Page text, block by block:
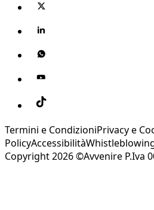
Termini e CondizioniPrivacy e
PolicyAccessibilità
Copyright 2026 ©Avvenire P.Iva